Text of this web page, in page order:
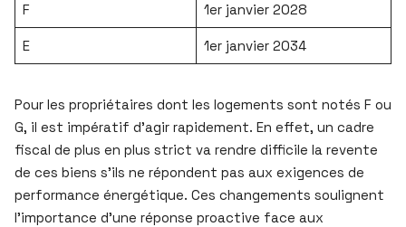
F 1er janvier 2028
E 1er janvier 2034
Pour les propriétaires dont les logements sont notés F ou
G, il est impératif d’agir rapidement. En effet, un cadre
fiscal de plus en plus strict va rendre difficile la revente
de ces biens s’ils ne répondent pas aux exigences de
performance énergétique. Ces changements soulignent
l’importance d’une réponse proactive face aux